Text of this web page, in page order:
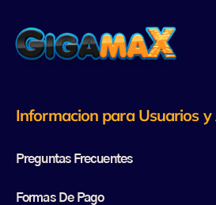
Informacion para Usuarios
Preguntas Frecuentes
Formas De Pago